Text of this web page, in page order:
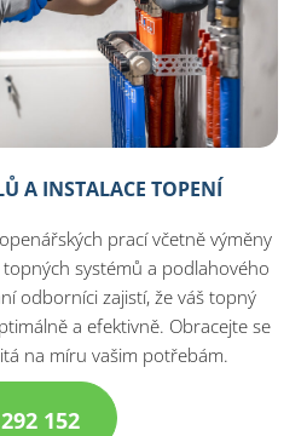
A INSTALACE TOPENÍ
prací včetně výměny
systémů a podlahového
odborníci zajistí, že váš topný
a efektivně. Obracejte se
na míru vašim potřebám.
152